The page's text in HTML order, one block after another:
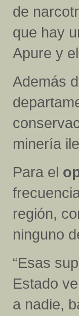
de
que hay
Apure y
Además
minería
Para el
región,
ninguno
“Esas
Estado
a nadie,